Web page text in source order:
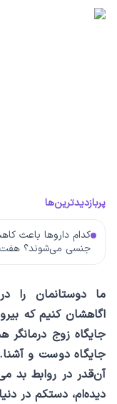
پربازدیدترین‌ها
کدام داروها باعث
جنسی می‌شوند؟ هفت
ما دوستانمان را
اگاهشان کنیم که
جایگاه زوج
جایگاه دوست و
آن‌قدر در روابط بد
دیده‌ام، دستکم در